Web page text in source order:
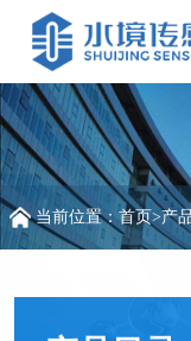
当前位置：首页>产